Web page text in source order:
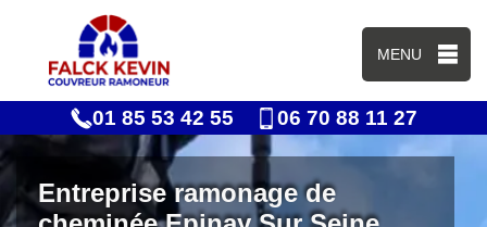
MENU
01 85 53 42 55 06 70 88 11 27
Entreprise ramonage de